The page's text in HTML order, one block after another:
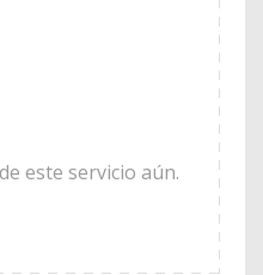
este servicio aún.